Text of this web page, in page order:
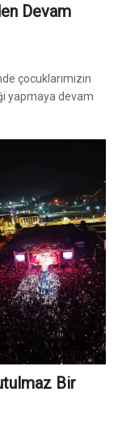
Devam
çocuklarımızın
yapmaya devam
Bir